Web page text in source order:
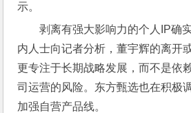
示。
剥离有强大影响力的个人IP确
内人士向记者分析，董宇辉的离开
更专注于长期战略发展，而不是依
司运营的风险。东方甄选也在积极
加强自营产品线。